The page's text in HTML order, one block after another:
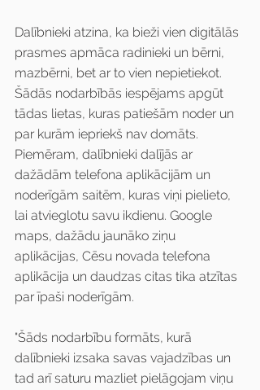
Dalībnieki atzina, ka bieži vien digitālās
prasmes apmāca radinieki un bērni,
mazbērni, bet ar to vien nepietiekot.
Šādās nodarbībās iespējams apgūt
tādas lietas, kuras patiešām noder un
par kurām iepriekš nav domāts.
Piemēram, dalībnieki dalījās ar
dažādām telefona aplikācijām un
noderīgām saitēm, kuras viņi pielieto,
lai atvieglotu savu ikdienu. Google
maps, dažādu jaunāko ziņu
aplikācijas, Cēsu novada telefona
aplikācija un daudzas citas tika atzītas
par īpaši noderīgām.
"Šāds nodarbību formāts, kurā
dalībnieki izsaka savas vajadzības un
tad arī saturu mazliet pielāgojam viņu